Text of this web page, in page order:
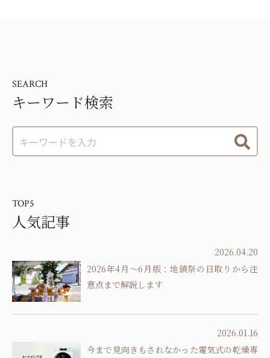
SEARCH
キーワード検索
TOP5
人気記事
2026.04.20
2026年4月～6月版：地鎮祭の日取りから注
意点まで解説します
2026.01.16
今まで見向きもされなかった電気式の乾燥専